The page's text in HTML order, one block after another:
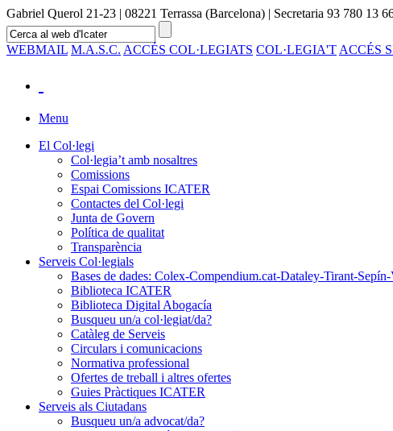
Gabriel Querol 21-23 | 08221 Terrassa (Barcelona) | Secretaria 93 780 13
WEBMAIL M.A.S.C. ACCÉS COL·LEGIATS COL·LEGIA'T ACCÉS
Menu
El Col·legi
Col·legia’t amb nosaltres
Comissions
Espai Comissions ICATER
Contactes del Col·legi
Junta de Govern
Política de qualitat
Transparència
Serveis Col·legials
Bases de dades: Colex-Compendium.cat-Dataley-Tirant-
Biblioteca ICATER
Biblioteca Digital Abogacía
Busqueu un/a col·legiat/da?
Catàleg de Serveis
Circulars i comunicacions
Normativa professional
Ofertes de treball i altres ofertes
Guies Pràctiques ICATER
Serveis als Ciutadans
Busqueu un/a advocat/da?